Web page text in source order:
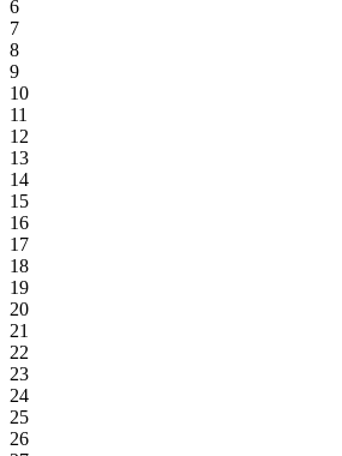
6
7
8
9
10
11
12
13
14
15
16
17
18
19
20
21
22
23
24
25
26